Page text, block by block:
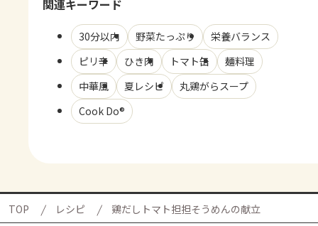
関連キーワード
30分以内 野菜たっぷり
栄養バランス
ピリ辛
ひき肉 トマト缶
麺料理
中華風
夏レシピ
丸鶏がらスープ
Cook Do®
TOP レシピ 鶏だしトマト担担そうめんの献立